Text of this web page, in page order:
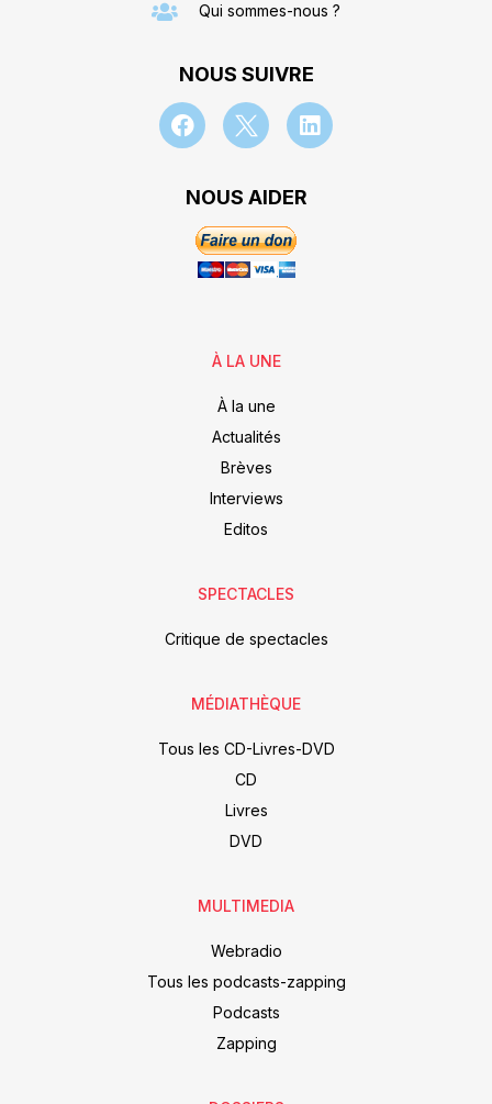
Qui sommes-nous ?
NOUS SUIVRE
NOUS AIDER
À LA UNE
À la une
Actualités
Brèves
Interviews
Editos
SPECTACLES
Critique de spectacles
MÉDIATHÈQUE
Tous les CD-Livres-DVD
CD
Livres
DVD
MULTIMEDIA
Webradio
Tous les podcasts-zapping
Podcasts
Zapping